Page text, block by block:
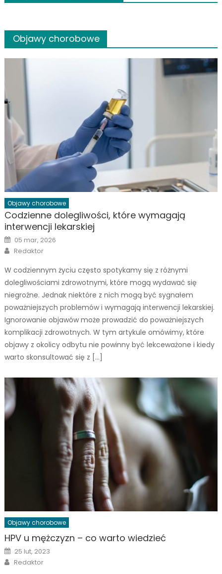
Objawy chorobowe
Objawy chorobowe
Codzienne dolegliwości, które wymagają
interwencji lekarskiej
Posted
on
05 mar, 2026
Author
Redaktor
W codziennym życiu często spotykamy się z różnymi
dolegliwościami zdrowotnymi, które mogą wydawać się
niegroźne. Jednak niektóre z nich mogą być sygnałem
poważniejszych problemów i wymagają interwencji lekarskiej.
Ignorowanie objawów może prowadzić do poważniejszych
komplikacji zdrowotnych. W tym artykule omówimy, które
objawy z okolicy odbytu nie powinny być lekceważone i kiedy
warto skonsultować się z […]
Objawy chorobowe
HPV u mężczyzn – co warto wiedzieć
Posted
on
25 lut, 2023
Author
Redaktor